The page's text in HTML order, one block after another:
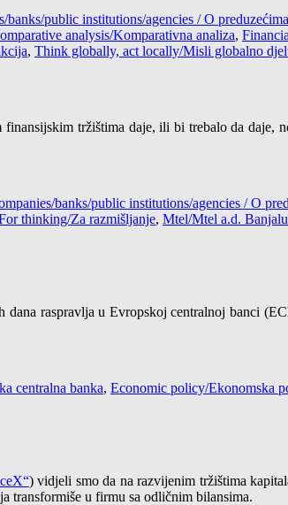
banks/public institutions/agencies / O
analysis/Komparativna analiza,
, Think globally, act locally/Misli globalno
tržištima daje, ili bi trebalo da daje,
banks/public institutions/agencies / O
thinking/Za razmišljanje, Mtel/Mtel a.d.
raspravlja u Evropskoj centralnoj banci
centralna banka, Economic policy/Ekonomska
) vidjeli smo da na razvijenim tržištima
transformiše u firmu sa odličnim bilansima.